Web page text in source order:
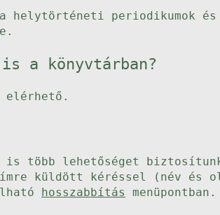
periodikumok és
a könyvtárban?
elérhető.
is több lehetőséget
küldött kéréssel (név és
hosszabbítás menüpontban.